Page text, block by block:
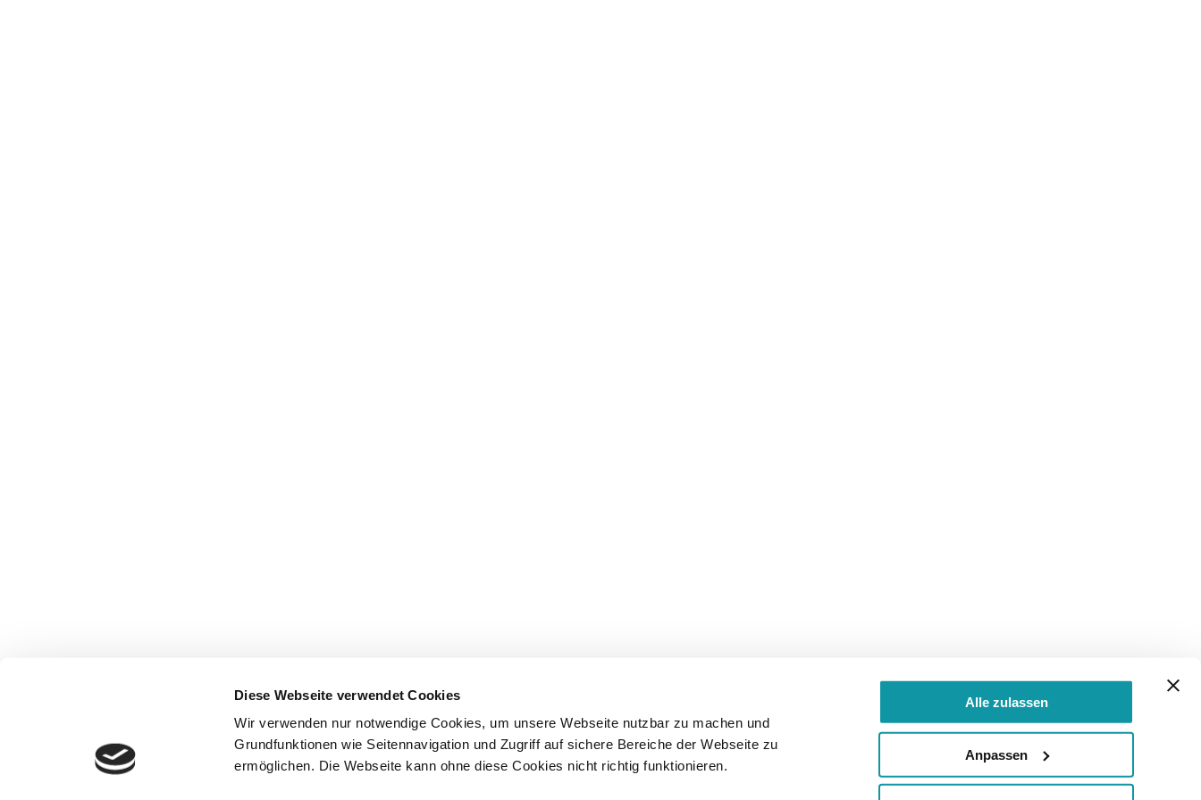
Diese Webseite verwendet Cookies
Wir verwenden nur notwendige Cookies, um unsere Webseite nutzbar zu machen und
Grundfunktionen wie Seitennavigation und Zugriff auf sichere Bereiche der Webseite zu
ermöglichen. Die Webseite kann ohne diese Cookies nicht richtig funktionieren.
Alle zulassen
Anpassen